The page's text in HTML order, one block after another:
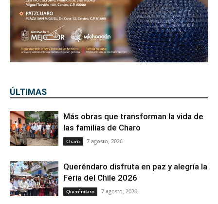
ÚLTIMAS
Más obras que transforman la vida de
las familias de Charo
Charo 7 agosto, 2026
Queréndaro disfruta en paz y alegría la
Feria del Chile 2026
Queréndaro 7 agosto, 2026